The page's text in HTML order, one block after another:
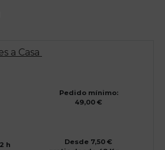
a Casa
Pedido mínimo:
49,00 €
h
Desde 7,50 €